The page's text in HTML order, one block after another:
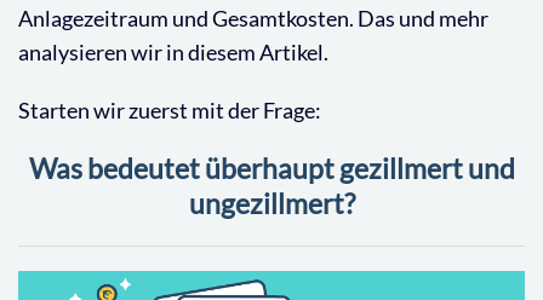
Anlagezeitraum und Gesamtkosten. Das und mehr
analysieren wir in diesem Artikel.
Starten wir zuerst mit der Frage:
Was bedeutet überhaupt gezillmert und
ungezillmert?